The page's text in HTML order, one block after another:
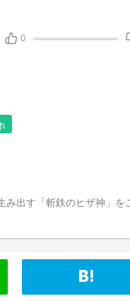
0
み出す「斬鉄のヒザ神」を